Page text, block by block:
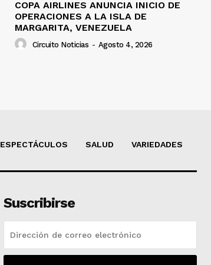
COPA AIRLINES ANUNCIA INICIO DE
OPERACIONES A LA ISLA DE
MARGARITA, VENEZUELA
Circuito Noticias - Agosto 4, 2026
ESPECTÁCULOS SALUD VARIEDADES
Suscribirse